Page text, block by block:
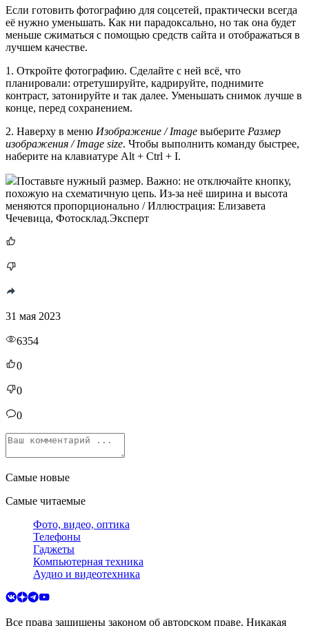
Если готовить фотографию для соцсетей, практически всегда
её нужно уменьшать. Как ни парадоксально, но так она будет
меньше сжиматься с помощью средств сайта и отображаться в
лучшем качестве.
1. Откройте фотографию. Сделайте с ней всё, что
планировали: отретушируйте, кадрируйте, поднимите
контраст, затонируйте и так далее. Уменьшать снимок лучше в
конце, перед сохранением.
2. Наверху в меню Изображение / Image выберите Размер
изображения / Image size. Чтобы выполнить команду быстрее,
наберите на клавиатуре Alt + Ctrl + I.
Поставьте нужный размер. Важно: не отключайте кнопку,
похожую на схематичную цепь. Из-за неё ширина и высота
меняются пропорционально / Иллюстрация: Елизавета
Чечевица, Фотосклад.Эксперт
31 мая 2023
6354
0
0
0
Самые новые
Самые читаемые
Фото, видео, оптика
Телефоны
Гаджеты
Компьютерная техника
Аудио и видеотехника
Все права защищены законом об авторском праве. Никакая